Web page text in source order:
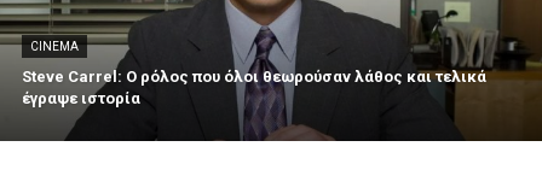
CINEMA
Steve Carrel: Ο ρόλος που όλοι θεωρούσαν λάθος και τελικά
έγραψε ιστορία